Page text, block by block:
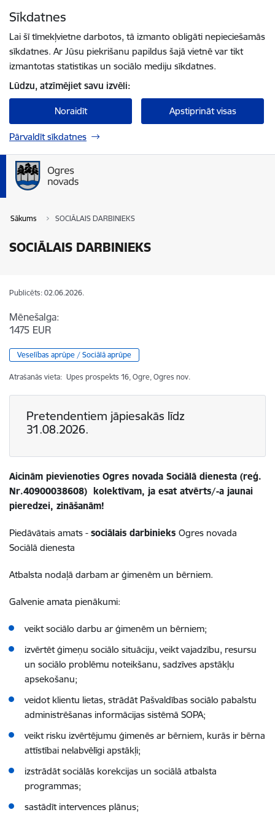
Sīkdatnes
Lai šī tīmekļvietne darbotos, tā izmanto obligāti nepieciešamās
sīkdatnes. Ar Jūsu piekrišanu papildus šajā vietnē var tikt
izmantotas statistikas un sociālo mediju sīkdatnes.
Lūdzu, atzīmējiet savu izvēli:
Noraidīt Apstiprināt visas
Pārvaldīt sīkdatnes
Sākums SOCIĀLAIS DARBINIEKS
SOCIĀLAIS DARBINIEKS
Publicēts: 02.06.2026.
Mēnešalga:
1475 EUR
Veselības aprūpe / Sociālā aprūpe
Atrašanās vieta: Upes prospekts 16, Ogre, Ogres nov.
Pretendentiem jāpiesakās līdz
31.08.2026.
Aicinām pievienoties Ogres novada Sociālā dienesta (reģ.
Nr.40900038608) kolektīvam, ja esat atvērts/-a jaunai
pieredzei, zināšanām!
Piedāvātais amats - sociālais darbinieks Ogres novada
Sociālā dienesta
Atbalsta nodaļā darbam ar ģimenēm un bērniem.
Galvenie amata pienākumi:
veikt sociālo darbu ar ģimenēm un bērniem;
izvērtēt ģimeņu sociālo situāciju, veiktvajadzību, resursu
un sociālo problēmu noteikšanu, sadzīves apstākļu
apsekošanu;
veidot klientu lietas, strādāt Pašvaldības sociālo pabalstu
administrēšanas informācijas sistēmā SOPA;
veikt risku izvērtējumu ģimenēs ar bērniem, kurās ir bērna
attīstībai nelabvēlīgi apstākļi;
izstrādāt sociālās korekcijas un sociālā atbalsta
programmas;
sastādīt intervences plānus;